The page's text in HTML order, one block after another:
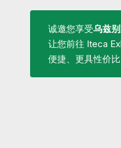
诚邀您享受乌兹
让您前往 Iteca
便捷、更具性价比